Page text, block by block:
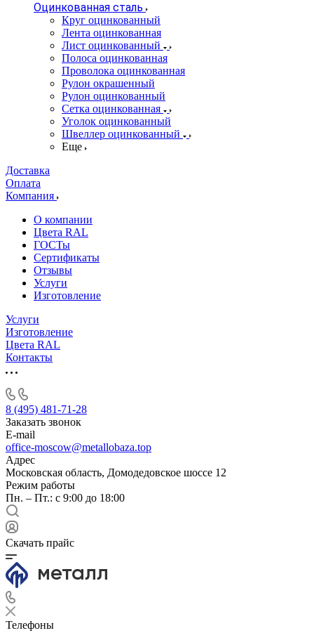
Оцинкованная сталь
Круг оцинкованный
Лента оцинкованная
Лист оцинкованный
Полоса оцинкованная
Проволока оцинкованная
Рулон окрашенный
Рулон оцинкованный
Сетка оцинкованная
Уголок оцинкованный
Швеллер оцинкованный
Еще
Доставка
Оплата
Компания
О компании
Цвета RAL
ГОСТы
Сертификаты
Отзывы
Услуги
Изготовление
Услуги
Изготовление
Цвета RAL
Контакты
8 (495) 481-71-28
Заказать звонок
E-mail
office-moscow@metallobaza.top
Адрес
Московская область, Домодедовское шоссе 12
Режим работы
Пн. – Пт.: с 9:00 до 18:00
Скачать прайс
Телефоны